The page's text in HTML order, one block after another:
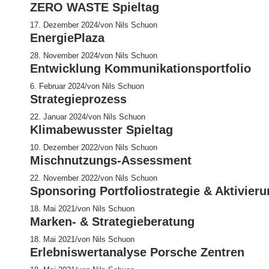
ZERO WASTE Spieltag
17. Dezember 2024/von Nils Schuon
EnergiePlaza
28. November 2024/von Nils Schuon
Entwicklung Kommunikationsportfolio
6. Februar 2024/von Nils Schuon
Strategieprozess
22. Januar 2024/von Nils Schuon
Klimabewusster Spieltag
10. Dezember 2022/von Nils Schuon
Mischnutzungs-Assessment
22. November 2022/von Nils Schuon
Sponsoring Portfoliostrategie &
18. Mai 2021/von Nils Schuon
Marken- & Strategieberatung
18. Mai 2021/von Nils Schuon
Erlebniswertanalyse Porsche Zentren